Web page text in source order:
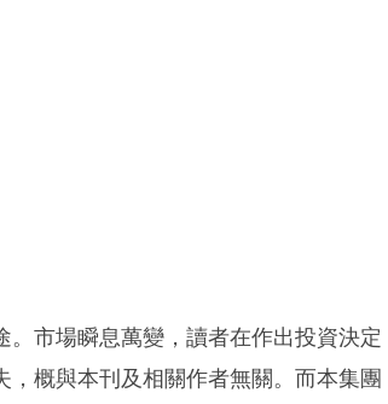
市場瞬息萬變，讀者在作出投資決定
概與本刊及相關作者無關。而本集團